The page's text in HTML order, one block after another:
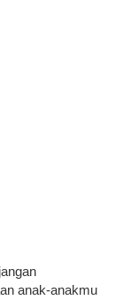
anak-anakmu